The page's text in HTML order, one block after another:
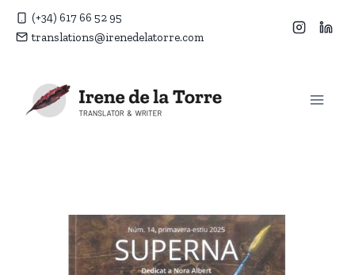
Saltar(+34) 617 66 52 95
translations@irenedelatorre.com